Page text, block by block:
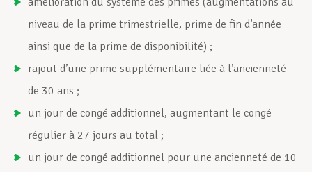
niveau de la prime trimestrielle, prime de fin d’année
ainsi que de la prime de disponibilité) ;
rajout d’une prime supplémentaire liée à l’ancienneté
de 30 ans ;
un jour de congé additionnel, augmentant le congé
régulier à 27 jours au total ;
un jour de congé additionnel pour une ancienneté de 10